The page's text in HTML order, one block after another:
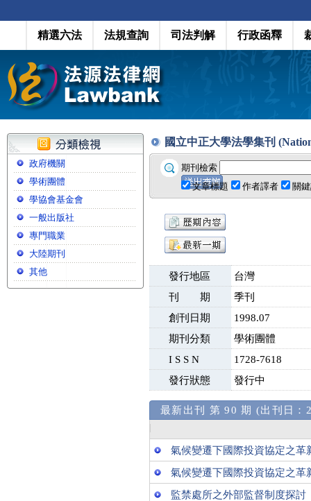
精選六法 法規查詢 司法判解 行政函釋
政府機關
學術團體
學協會基金會
一般出版社
專門職業
大陸期刊
其他
國立中正大學法學集刊
期刊檢索
文章標題
作者譯者 關
發行地區
台灣
刊 期
季刊
創刊日期
1998.07
期刊分類
學術團體
I S S N
1728-7618
發行狀態
發行中
最新出刊 第 90 期 (出刊日：
氣候變遷下國際投資協定之
氣候變遷下國際投資協定之
監禁處所之外部監督制度探討